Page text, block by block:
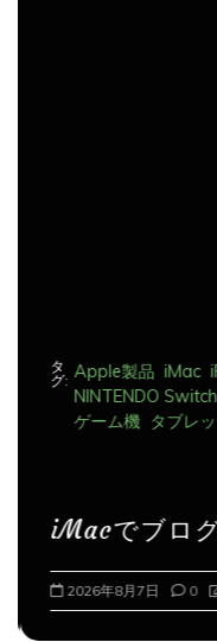
グ:
Apple製品 iMac
NINTENDO Switch
ゲーム機
タブレッ
iMacでブロ